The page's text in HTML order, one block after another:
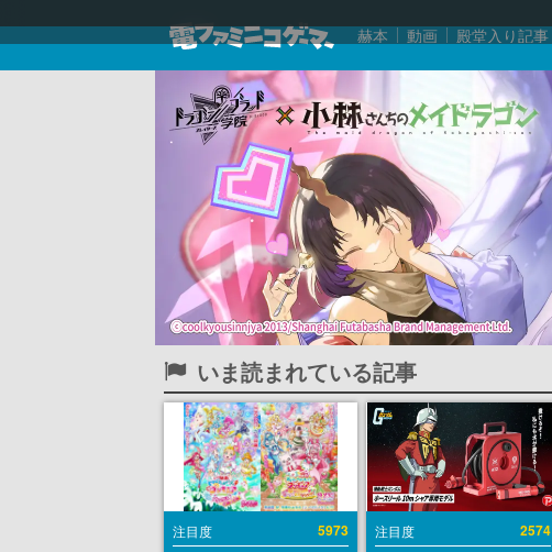
赫本 動画 殿堂入り記事
いま読まれている記事
注目度 5973 注目度 2574